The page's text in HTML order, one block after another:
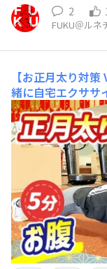
2
FUKU＠ルネ
【お正月太り対
緒に自宅エクササ
ルネサンス公式
新しました
｜お腹】初心者さ
ズ という内容